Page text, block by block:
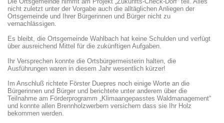
nicht zuletzt unter der Vorgabe auch die alltäglichen Anliegen der
Ortsgemeinde und Ihrer Bürgerinnen und Bürger nicht zu
vernachlässigen.
Es bleibt, die Ortsgemeinde Wahlbach hat keine Schulden und verfügt
über ausreichend Mittel für die zukünftigen Aufgaben.
Ihr Versprechen konnte die Ortsbürgermeisterin halten, die
Ausführungen waren in diesem Jahr wesentlich kürzer!
Im Anschluß richtete Förster Duepres noch einige Worte an die
Bürgerinnen und Bürger und berichtete unter anderem über die
Teilnahme am Förderprogramm „Klimaangepasstes Waldmanagement“
und konnte allen Brennholzwerbern versichern dass sie Ihr Holz
bekommen werden.